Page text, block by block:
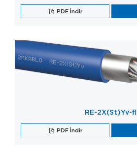
PDF İndir
RE-2X(St)Yv-fl
PDF İndir